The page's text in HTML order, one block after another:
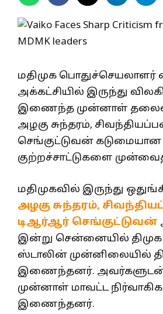
மதிமுக
அக்கட்சியில் இருந்து
இணைந்த முன்னாள்
அழகு சுந்தரம்,
செங்குட்டுவன் கடுமையான
குற்றச்சாட்டுகளை
மதிமுகவில் இருந்து
அழகு சுந்தரம்,
டிஆர்ஆர் செங்குட்டுவன்
இன்று சென்னையில்
ஸ்டாலின் முன்னிலையில்
இணைந்தனர். அவர்களுடன்
முன்னாள் மாவட்ட
இணைந்தனர்.